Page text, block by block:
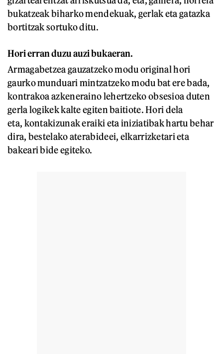
bukatzeak biharko mendekuak, gerlak eta gatazka
bortitzak sortuko ditu.
Hori erran duzu auzi bukaeran.
Armagabetzea gauzatzeko modu original hori
gaurko munduari mintzatzeko modu bat ere bada,
kontrakoa azkeneraino lehertzeko obsesioa duten
gerla logikek kalte egiten baitiote. Hori dela
eta, kontakizunak eraiki eta iniziatibak hartu behar
dira, bestelako aterabideei, elkarrizketari eta
bakeari bide egiteko.